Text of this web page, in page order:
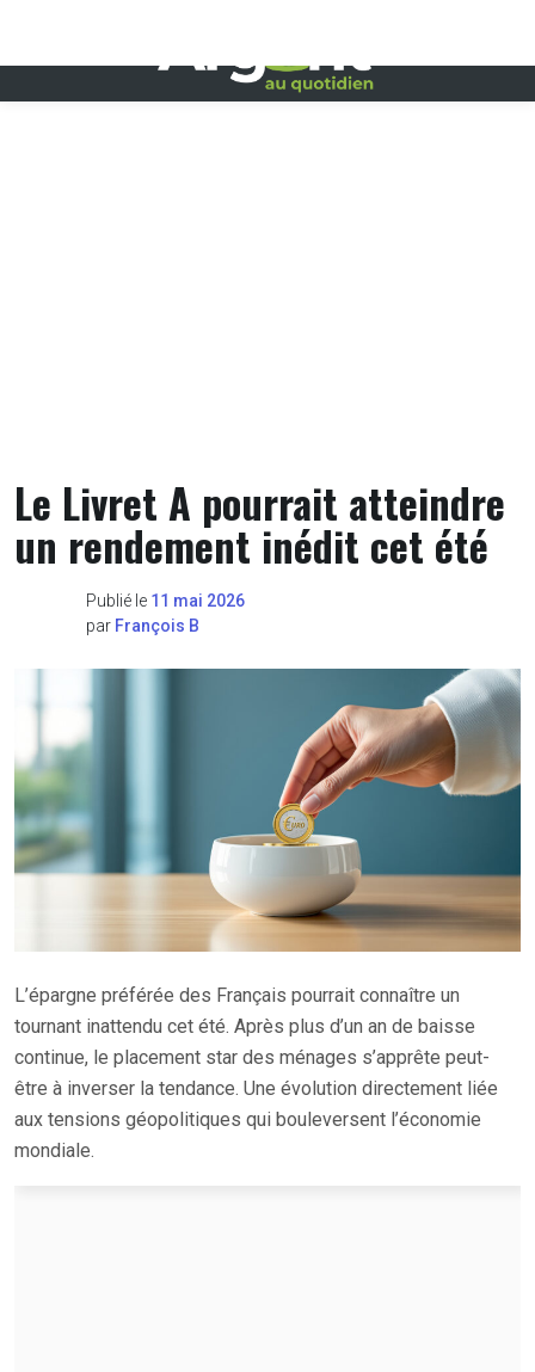
content
Le Livret A pourrait atteindre
un rendement inédit cet été
Publié le 11 mai 2026
par François B
L’épargne préférée des Français pourrait connaître un
tournant inattendu cet été. Après plus d’un an de baisse
continue, le placement star des ménages s’apprête peut-
être à inverser la tendance. Une évolution directement liée
aux tensions géopolitiques qui bouleversent l’économie
mondiale.